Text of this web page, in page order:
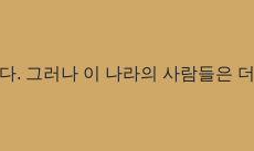
그러나 이 나라의 사람들은 더